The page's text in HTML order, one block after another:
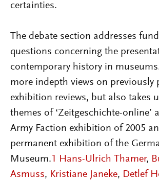
certainties.
The debate section addresses
questions concerning the
contemporary history in
more indepth views on previously
exhibition reviews, but also takes
themes of ‘Zeitgeschichte-online’
Army Faction exhibition of 2005
permanent exhibition of the
Museum. 1 Hans-Ulrich Thamer,
Asmuss, Kristiane Janeke, Detlef